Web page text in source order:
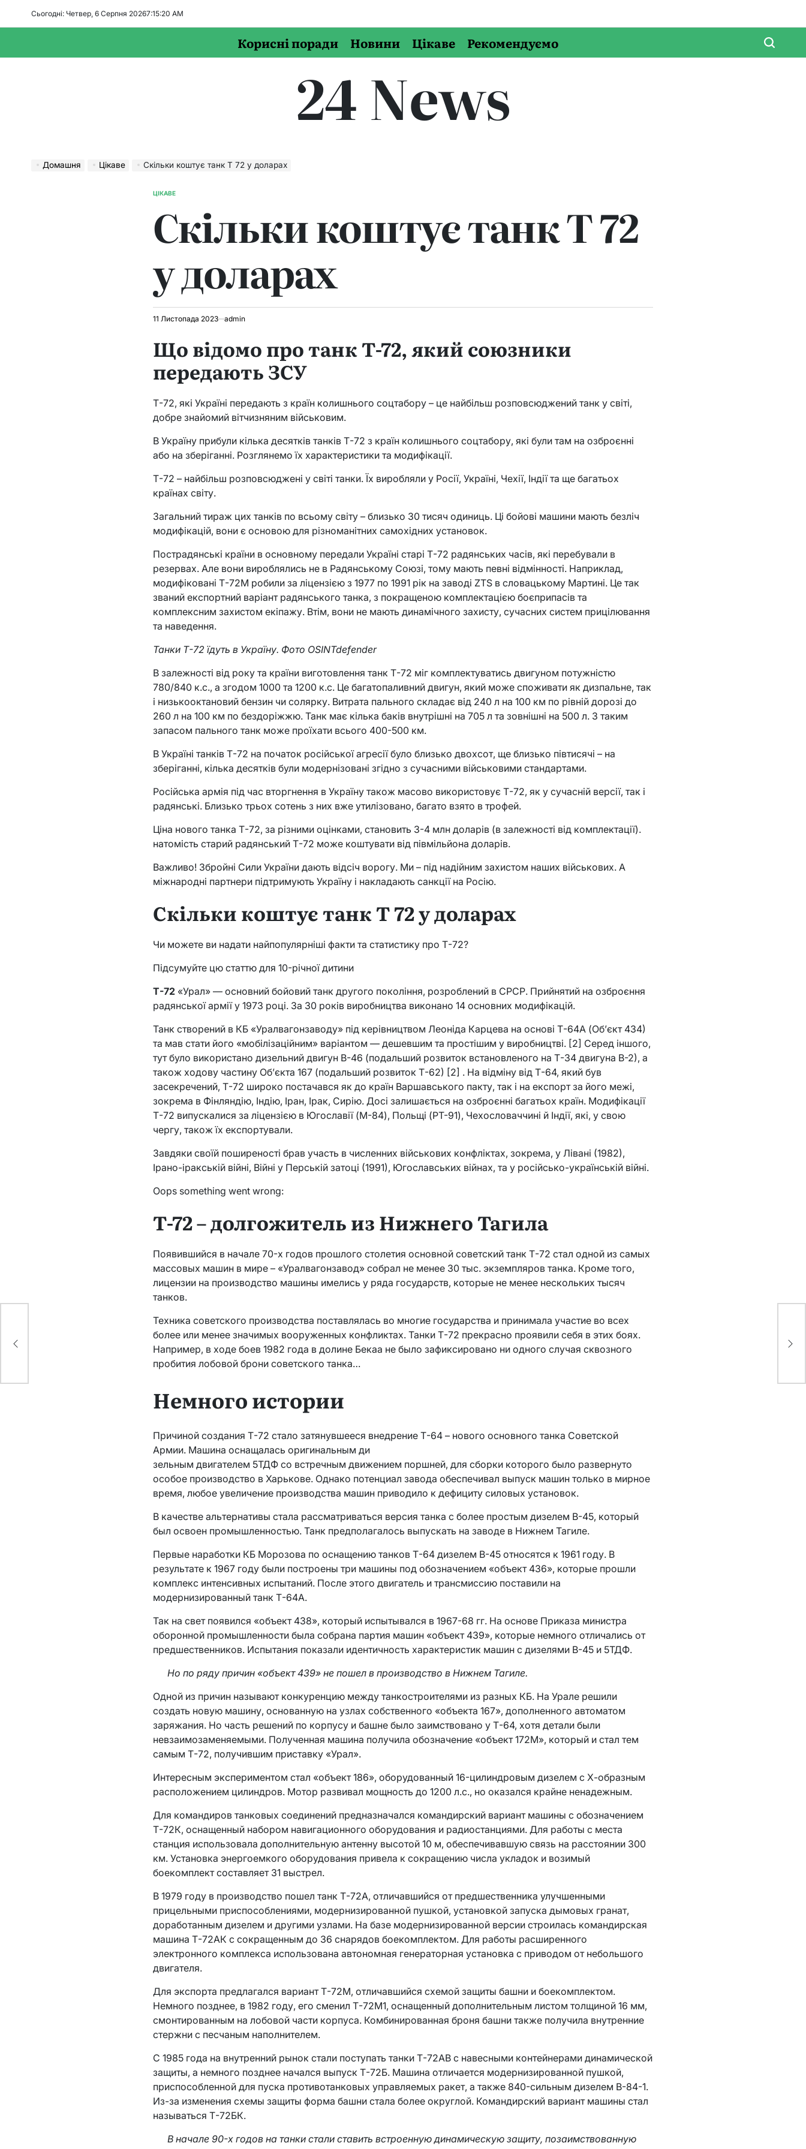
Сьогодні: Четвер, 6 Серпня 20267:15:21 AM
Корисні поради Новини Цікаве Рекомендуємо
24 News
Домашня Цікаве Скільки коштує танк Т 72 у доларах
ОПУБЛІКУВАТИ
ЦІКАВЕ
Скільки коштує танк Т 72
у доларах
11 Листопада 2023 admin
Що відомо про танк Т-72, який союзники
передають ЗСУ
Т-72, які Україні передають з країн колишнього соцтабору – це найбільш розповсюджений танк у світі,
добре знайомий вітчизняним військовим.
В Україну прибули кілька десятків танків Т-72 з країн колишнього соцтабору, які були там на озброєнні
або на зберіганні. Розглянемо їх характеристики та модифікації.
Т-72 – найбільш розповсюджені у світі танки. Їх виробляли у Росії, Україні, Чехії, Індії та ще багатьох
країнах світу.
Загальний тираж цих танків по всьому світу – близько 30 тисяч одиниць. Ці бойові машини мають безліч
модифікацій, вони є основою для різноманітних самохідних установок.
Пострадянські країни в основному передали Україні старі Т-72 радянських часів, які перебували в
резервах. Але вони вироблялись не в Радянському Союзі, тому мають певні відмінності. Наприклад,
модифіковані Т-72М робили за ліцензією з 1977 по 1991 рік на заводі ZTS в словацькому Мартині. Це так
званий експортний варіант радянського танка, з покращеною комплектацією боєприпасів та
комплексним захистом екіпажу. Втім, вони не мають динамічного захисту, сучасних систем прицілювання
та наведення.
Танки Т-72 їдуть в Україну. Фото OSINTdefender
В залежності від року та країни виготовлення танк Т-72 міг комплектуватись двигуном потужністю
780/840 к.с., а згодом 1000 та 1200 к.с. Це багатопаливний двигун, який може споживати як дизпальне, так
і низькооктановий бензин чи солярку. Витрата пального складає від 240 л на 100 км по рівній дорозі до
260 л на 100 км по бездоріжжю. Танк має кілька баків внутрішні на 705 л та зовнішні на 500 л. З таким
запасом пального танк може проїхати всього 400-500 км.
В Україні танків Т-72 на початок російської агресії було близько двохсот, ще близько півтисячі – на
зберіганні, кілька десятків були модернізовані згідно з сучасними військовими стандартами.
Російська армія під час вторгнення в Україну також масово використовує Т-72, як у сучасній версії, так і
радянські. Близько трьох сотень з них вже утилізовано, багато взято в трофей.
Ціна нового танка Т-72, за різними оцінками, становить 3-4 млн доларів (в залежності від комплектації).
натомість старий радянський Т-72 може коштувати від півмільйона доларів.
Важливо! Збройні Сили України дають відсіч ворогу. Ми – під надійним захистом наших військових. А
міжнародні партнери підтримують Україну і накладають санкції на Росію.
Скільки коштує танк Т 72 у доларах
Чи можете ви надати найпопулярніші факти та статистику про Т-72?
Підсумуйте цю статтю для 10-річної дитини
Т-72 «Урал» — основний бойовий танк другого покоління, розроблений в СРСР. Прийнятий на озброєння
радянської армії у 1973 році. За 30 років виробництва виконано 14 основних модифікацій.
Танк створений в КБ «Уралвагонзаводу» під керівництвом Леоніда Карцева на основі Т-64А (Об’єкт 434)
та мав стати його «мобілізаційним» варіантом — дешевшим та простішим у виробництві. [2] Серед іншого,
тут було використано дизельний двигун В-46 (подальший розвиток встановленого на Т-34 двигуна В-2), а
також ходову частину Об’єкта 167 (подальший розвиток Т-62) [2] . На відміну від Т-64, який був
засекречений, Т-72 широко постачався як до країн Варшавського пакту, так і на експорт за його межі,
зокрема в Фінляндію, Індію, Іран, Ірак, Сирію. Досі залишається на озброєнні багатьох країн. Модифікації
Т-72 випускалися за ліцензією в Югославії (M-84), Польщі (PT-91), Чехословаччині й Індії, які, у свою
чергу, також їх експортували.
Завдяки своїй поширеності брав участь в численних військових конфліктах, зокрема, у Лівані (1982),
Ірано-іракській війні, Війні у Перській затоці (1991), Югославських війнах, та у російсько-українській війні.
Oops something went wrong:
Т-72 – долгожитель из Нижнего Тагила
Появившийся в начале 70-х годов прошлого столетия основной советский танк Т-72 стал одной из самых
массовых машин в мире – «Уралвагонзавод» собрал не менее 30 тыс. экземпляров танка. Кроме того,
лицензии на производство машины имелись у ряда государств, которые не менее нескольких тысяч
танков.
Техника советского производства поставлялась во многие государства и принимала участие во всех
более или менее значимых вооруженных конфликтах. Танки Т-72 прекрасно проявили себя в этих боях.
Например, в ходе боев 1982 года в долине Бекаа не было зафиксировано ни одного случая сквозного
пробития лобовой брони советского танка…
Немного истории
Причиной создания Т-72 стало затянувшееся внедрение Т-64 – нового основного танка Советской
Армии. Машина оснащалась оригинальным ди
зельным двигателем 5ТДФ со встречным движением поршней, для сборки которого было развернуто
особое производство в Харькове. Однако потенциал завода обеспечивал выпуск машин только в мирное
время, любое увеличение производства машин приводило к дефициту силовых установок.
В качестве альтернативы стала рассматриваться версия танка с более простым дизелем В-45, который
был освоен промышленностью. Танк предполагалось выпускать на заводе в Нижнем Тагиле.
Первые наработки КБ Морозова по оснащению танков Т-64 дизелем В-45 относятся к 1961 году. В
результате к 1967 году были построены три машины под обозначением «объект 436», которые прошли
комплекс интенсивных испытаний. После этого двигатель и трансмиссию поставили на
модернизированный танк Т-64А.
Так на свет появился «объект 438», который испытывался в 1967-68 гг. На основе Приказа министра
оборонной промышленности была собрана партия машин «объект 439», которые немного отличались от
предшественников. Испытания показали идентичность характеристик машин с дизелями В-45 и 5ТДФ.
Но по ряду причин «объект 439» не пошел в производство в Нижнем Тагиле.
Одной из причин называют конкуренцию между танкостроителями из разных КБ. На Урале решили
создать новую машину, основанную на узлах собственного «объекта 167», дополненного автоматом
заряжания. Но часть решений по корпусу и башне было заимствовано у Т-64, хотя детали были
невзаимозаменяемыми. Полученная машина получила обозначение «объект 172М», который и стал тем
самым Т-72, получившим приставку «Урал».
Интересным экспериментом стал «объект 186», оборудованный 16-цилиндровым дизелем с Х-образным
расположением цилиндров. Мотор развивал мощность до 1200 л.с., но оказался крайне ненадежным.
Для командиров танковых соединений предназначался командирский вариант машины с обозначением
Т-72К, оснащенный набором навигационного оборудования и радиостанциями. Для работы с места
станция использовала дополнительную антенну высотой 10 м, обеспечивавшую связь на расстоянии 300
км. Установка энергоемкого оборудования привела к сокращению числа укладок и возимый
боекомплект составляет 31 выстрел.
В 1979 году в производство пошел танк Т-72А, отличавшийся от предшественника улучшенными
прицельными приспособлениями, модернизированной пушкой, установкой запуска дымовых гранат,
доработанным дизелем и другими узлами. На базе модернизированной версии строилась командирская
машина Т-72АК с сокращенным до 36 снарядов боекомплектом. Для работы расширенного
электронного комплекса использована автономная генераторная установка с приводом от небольшого
двигателя.
Для экспорта предлагался вариант Т-72М, отличавшийся схемой защиты башни и боекомплектом.
Немного позднее, в 1982 году, его сменил Т-72М1, оснащенный дополнительным листом толщиной 16 мм,
смонтированным на лобовой части корпуса. Комбинированная броня башни также получила внутренние
стержни с песчаным наполнителем.
С 1985 года на внутренний рынок стали поступать танки Т-72АВ с навесными контейнерами динамической
защиты, а немного позднее начался выпуск Т-72Б. Машина отличается модернизированной пушкой,
приспособленной для пуска противотанковых управляемых ракет, а также 840-сильным дизелем В-84-1.
Из-за изменения схемы защиты форма башни стала более округлой. Командирский вариант машины стал
называться Т-72БК.
В начале 90-х годов на танки стали ставить встроенную динамическую защиту, позаимствованную